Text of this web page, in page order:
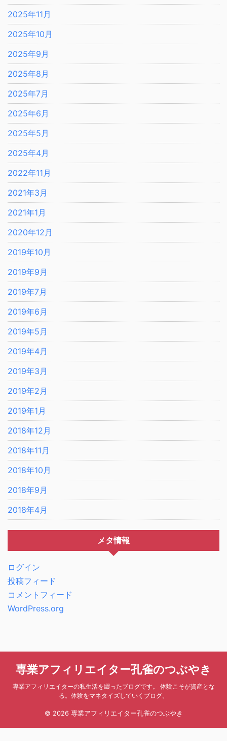
2025年11月
2025年10月
2025年9月
2025年8月
2025年7月
2025年6月
2025年5月
2025年4月
2022年11月
2021年3月
2021年1月
2020年12月
2019年10月
2019年9月
2019年7月
2019年6月
2019年5月
2019年4月
2019年3月
2019年2月
2019年1月
2018年12月
2018年11月
2018年10月
2018年9月
2018年4月
メタ情報
ログイン
投稿フィード
コメントフィード
WordPress.org
専業アフィリエイター孔雀のつぶやき
専業アフィリエイターの私生活を綴ったブログです。 体験こそが資産とな
る。体験をマネタイズしていくブログ。
© 2026 専業アフィリエイター孔雀のつぶやき